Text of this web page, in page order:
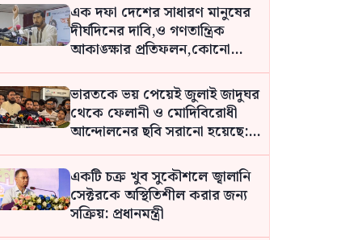
এক দফা দেশের সাধারণ মানুষের
দীর্ঘদিনের দাবি,ও গণতান্ত্রিক
আকাঙ্ক্ষার প্রতিফলন,কোনো
ব্যক্তির দেওয়া নয়: নুর
ভারতকে ভয় পেয়েই জুলাই জাদুঘর
থেকে ফেলানী ও মোদিবিরোধী
আন্দোলনের ছবি সরানো হয়েছে:
নাহিদ
একটি চক্র খুব সুকৌশলে জ্বালানি
সেক্টরকে অস্থিতিশীল করার জন্য
সক্রিয়: প্রধানমন্ত্রী